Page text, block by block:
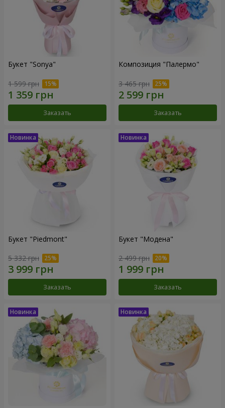
Букет "Sonya"
1 599 грн
Заказать
Композиция "Палермо"
3 465 грн
Заказать
Букет "Piedmont"
5 332 грн
Заказать
Букет "Модена"
2 499 грн
Заказать